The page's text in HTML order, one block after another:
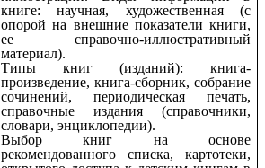
книге: научная, художественная (с
опорой на внешние показатели книги,
ее справочно-иллюстративный
материал).
Типы книг (изданий): книга-
произведение, книга-сборник, собрание
сочинений, периодическая печать,
справочные издания (справочники,
словари, энциклопедии).
Выбор книг на основе
рекомендованного списка, картотеки,